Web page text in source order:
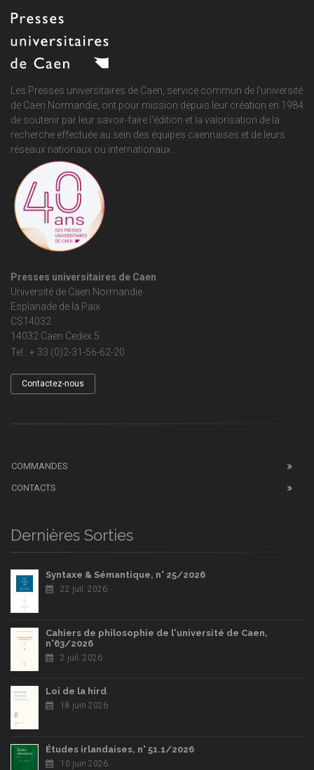
Les Presses universitaires de Caen, service commun de l'université
de Caen Normandie, ont pour mission depuis leur création en 1984
de soutenir par leur savoir-faire l'édition et la valorisation de la
recherche effectuée au sein des équipes caennaises et de leurs
réseaux nationaux ou internationaux.
Presses universitaires de Caen
Université de Caen Normandie
Esplanade de la Paix
CS14032
14032 Caen Cedex 5
Tel : + 33 (0)2-31-56-62-20
Contactez-nous
COMMANDES
CONTACTS
Dernières Sorties
Syntaxe & Sémantique, n° 25/2026
22 juil. 2026
Cahiers de philosophie de l'université de Caen,
n°63/2026
2 juil. 2026
Loi de la hird
18 juin 2026
Études irlandaises, n° 51.1/2026
10 juin 2026